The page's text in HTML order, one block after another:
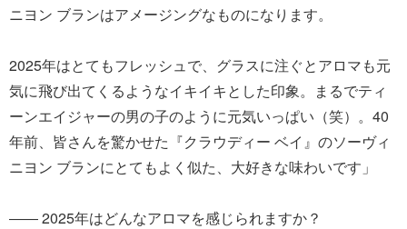
ニヨン ブランはアメージングなものになります。
2025年はとてもフレッシュで、グラスに注ぐとアロマも元
気に飛び出てくるようなイキイキとした印象。まるでティ
ーンエイジャーの男の子のように元気いっぱい（笑）。40
年前、皆さんを驚かせた『クラウディー ベイ』のソーヴィ
ニヨン ブランにとてもよく似た、大好きな味わいです」
―― 2025年はどんなアロマを感じられますか？